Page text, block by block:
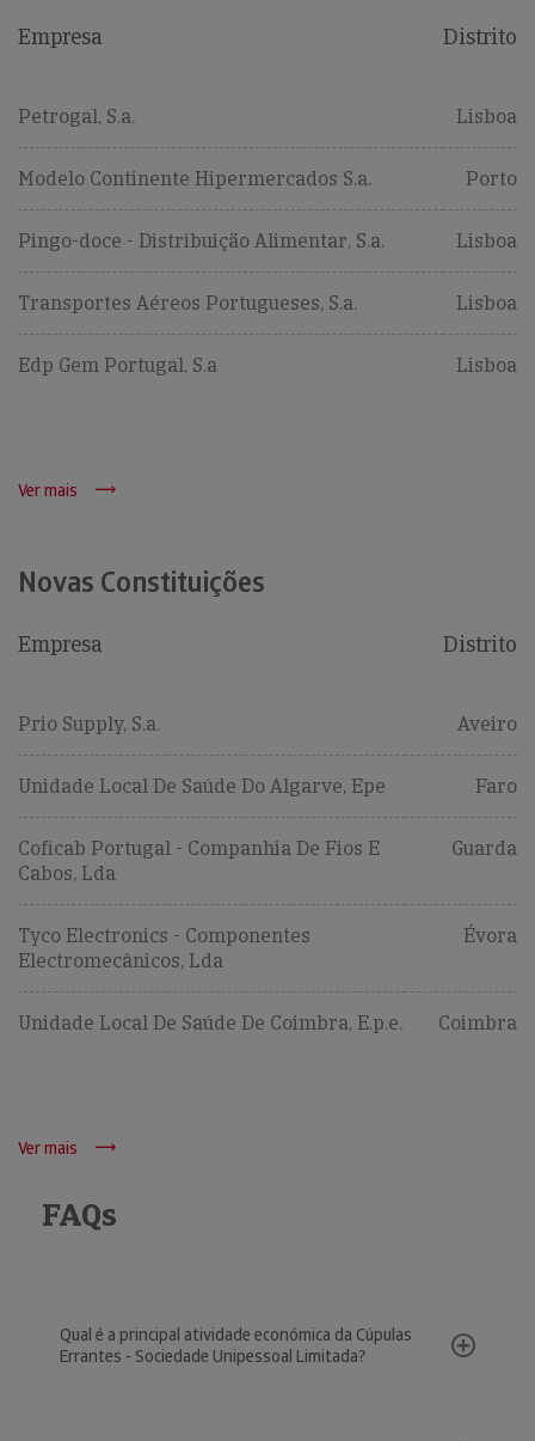
Empresa Distrito
Petrogal, S.a. Lisboa
Modelo Continente Hipermercados S.a. Porto
Pingo-doce - Distribuição Alimentar, S.a. Lisboa
Transportes Aéreos Portugueses, S.a. Lisboa
Edp Gem Portugal, S.a Lisboa
Ver mais
Novas Constituições
Empresa Distrito
Prio Supply, S.a. Aveiro
Unidade Local De Saúde Do Algarve, Epe Faro
Coficab Portugal - Companhia De Fios E
Cabos, Lda
Guarda
Tyco Electronics - Componentes
Electromecânicos, Lda
Évora
Unidade Local De Saúde De Coimbra, E.p.e. Coimbra
Ver mais
FAQs
Qual é a principal atividade económica da Cúpulas
Errantes - Sociedade Unipessoal Limitada?